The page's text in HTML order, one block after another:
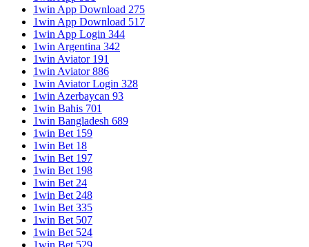
1win App Download 275
1win App Download 517
1win App Login 344
1win Argentina 342
1win Aviator 191
1win Aviator 886
1win Aviator Login 328
1win Azerbaycan 93
1win Bahis 701
1win Bangladesh 689
1win Bet 159
1win Bet 18
1win Bet 197
1win Bet 198
1win Bet 24
1win Bet 248
1win Bet 335
1win Bet 507
1win Bet 524
1win Bet 529